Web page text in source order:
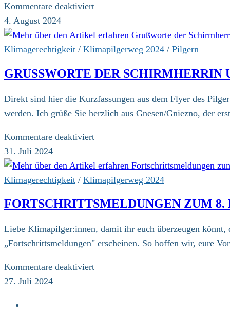
Kommentare deaktiviertfür
Die
historische
Polens
4. August 2024
Klimagerechtigkeit / Klimapilgerweg 2024 / Pilgern
GRUSSWORTE DER
Direkt sind hier die Kurzfassungen aus dem Flyer des
werden. Ich grüße Sie herzlich aus Gnesen/Gniezno, der
Kommentare deaktiviertfür
der
Schirmherrin
Schirmherren
8.
Pilgerweg
31. Juli 2024
Klimagerechtigkeit / Klimapilgerweg 2024
FORTSCHRITTSMELDUNGEN ZUM
Liebe Klimapilger:innen, damit ihr euch überzeugen
„Fortschrittsmeldungen" erscheinen. So hoffen wir, eure
Kommentare deaktiviertfür
27. Juli 2024